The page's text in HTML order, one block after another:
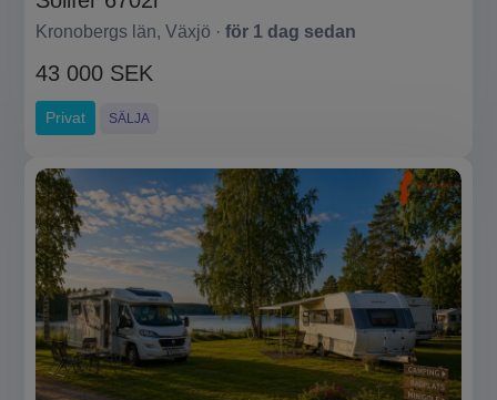
Kronobergs län, Växjö · för 1 dag sedan
43 000 SEK
Privat SÄLJA